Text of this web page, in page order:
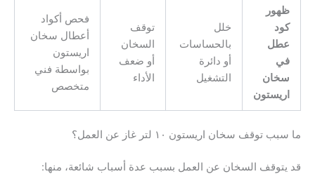
ظهور
كود
عطل
في
سخان
اريستون
خلل
بالحساسات
أو دائرة
التشغيل
توقف
السخان
أو ضعف
الأداء
فحص أكواد
أعطال سخان
اريستون
بواسطة فني
متخصص
ما سبب توقف سخان اريستون ١٠ لتر غاز عن العمل؟
قد يتوقف السخان عن العمل بسبب عدة أسباب شائعة، منها: